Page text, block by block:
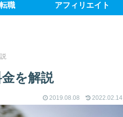
職 アフィリエイト
を解説
2019.08.08 2022.02.14